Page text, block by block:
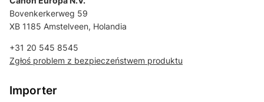
Bovenkerkerweg 59
XB 1185 Amstelveen, Holandia
+31 20 545 8545
Zgłoś problem z bezpieczeństwem produktu
Importer